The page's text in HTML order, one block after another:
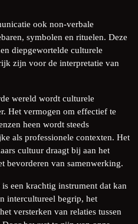
ook non-verbale
symbolen en rituelen. Deze
diepgewortelde culturele
zijn voor de interpretatie van
wereld wordt culturele
Het vermogen om effectief te
heen wordt steeds
als professionele contexten. Het
cultuur draagt bij aan het
bevorderen van samenwerking.
een krachtig instrument dat kan
intercultureel begrip, het
versterken van relaties tussen